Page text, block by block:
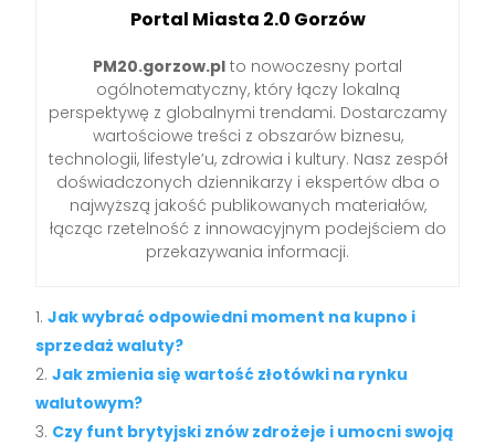
Portal Miasta 2.0 Gorzów
PM20.gorzow.pl to nowoczesny portal
ogólnotematyczny, który łączy lokalną
perspektywę z globalnymi trendami. Dostarczamy
wartościowe treści z obszarów biznesu,
technologii, lifestyle’u, zdrowia i kultury. Nasz zespół
doświadczonych dziennikarzy i ekspertów dba o
najwyższą jakość publikowanych materiałów,
łącząc rzetelność z innowacyjnym podejściem do
przekazywania informacji.
Jak wybrać odpowiedni moment na kupno i
sprzedaż waluty?
Jak zmienia się wartość złotówki na rynku
walutowym?
Czy funt brytyjski znów zdrożeje i umocni swoją